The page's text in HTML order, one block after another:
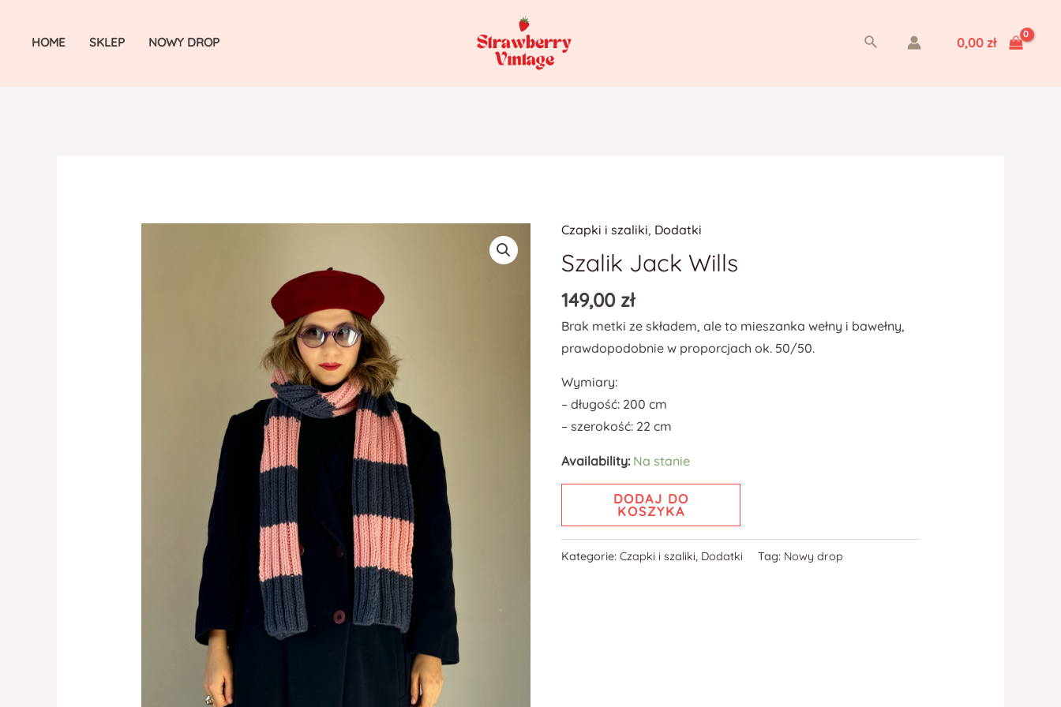
HOME SKLEP NOWY DROP Szukaj 0,00 zł
Czapki i szaliki, Dodatki
Szalik Jack Wills
149,00 zł
Brak metki ze składem, ale to mieszanka wełny i bawełny,
prawdopodobnie w proporcjach ok. 50/50.
Wymiary:
– długość: 200 cm
– szerokość: 22 cm
Availability: Na stanie
ilość
Szalik
Wills
DODAJ DO
KOSZYKA
Kategorie:Czapki i szaliki, Dodatki Tag: Nowy drop